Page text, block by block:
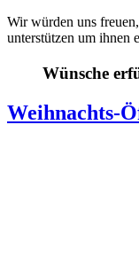
Wir würden uns
unterstützen um ihnen
Wünsche
Weihnachts-